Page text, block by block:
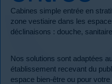
Cabines simple entrée en
zone vestiaire dans les
déclinaisons : douche,
Nos solutions sont adaptées
établissement recevant du
espace bien-être ou pour